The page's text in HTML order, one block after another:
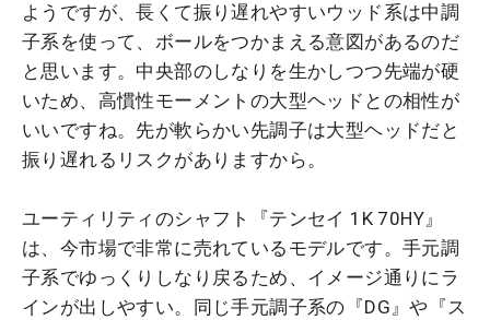
ようですが、長くて振り遅れやすいウッド系は中調
子系を使って、ボールをつかまえる意図があるのだ
と思います。中央部のしなりを生かしつつ先端が硬
いため、高慣性モーメントの大型ヘッドとの相性が
いいですね。先が軟らかい先調子は大型ヘッドだと
振り遅れるリスクがありますから。
ユーティリティのシャフト『テンセイ 1K 70HY』
は、今市場で非常に売れているモデルです。手元調
子系でゆっくりしなり戻るため、イメージ通りにラ
インが出しやすい。同じ手元調子系の『DG』や『ス